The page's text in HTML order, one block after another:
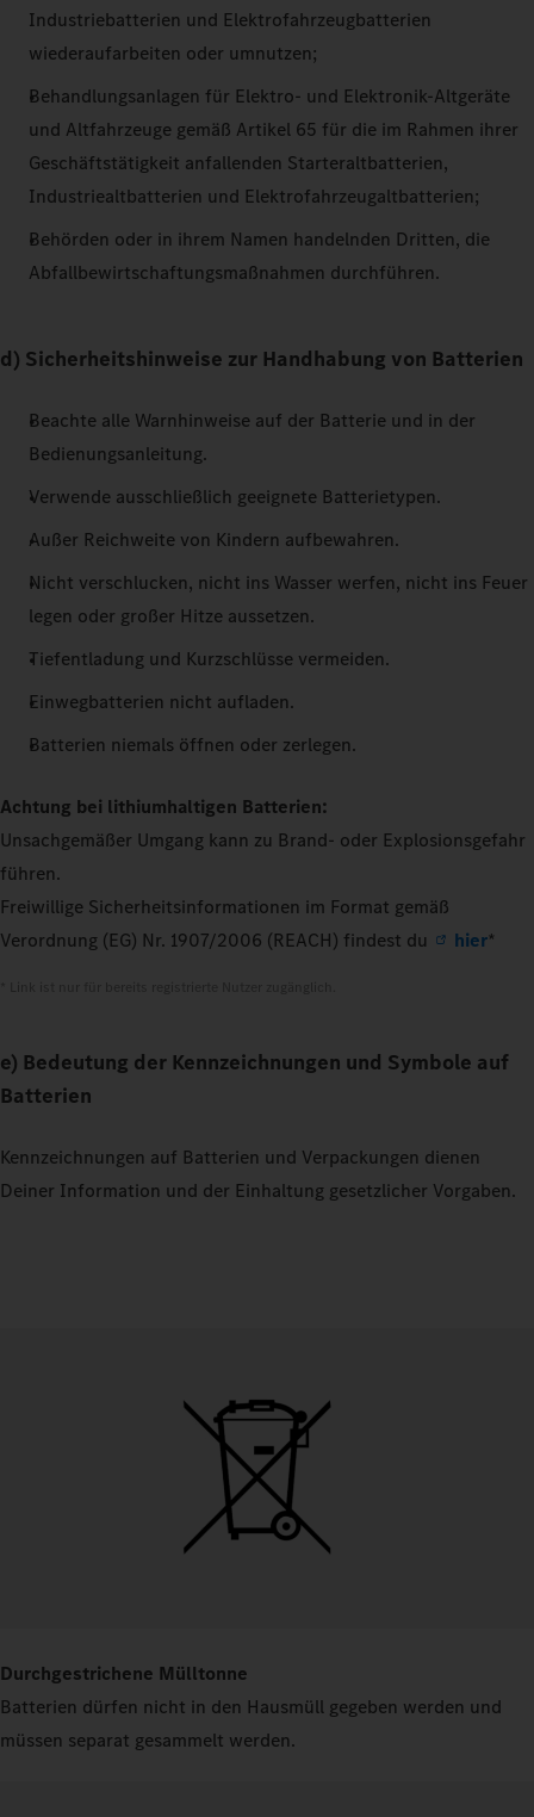
Industriebatterien und Elektrofahrzeugbatterien
wiederaufarbeiten oder umnutzen;
Behandlungsanlagen für Elektro- und Elektronik-Altgeräte
und Altfahrzeuge gemäß Artikel 65 für die im Rahmen ihrer
Geschäftstätigkeit anfallenden Starteraltbatterien,
Industriealtbatterien und Elektrofahrzeugaltbatterien;
Behörden oder in ihrem Namen handelnden Dritten, die
Abfallbewirtschaftungsmaßnahmen durchführen.
d) Sicherheitshinweise zur Handhabung von Batterien
Beachte alle Warnhinweise auf der Batterie und in der
Bedienungsanleitung.
Verwende ausschließlich geeignete Batterietypen.
Außer Reichweite von Kindern aufbewahren.
Nicht verschlucken, nicht ins Wasser werfen, nicht ins Feuer
legen oder großer Hitze aussetzen.
Tiefentladung und Kurzschlüsse vermeiden.
Einwegbatterien nicht aufladen.
Batterien niemals öffnen oder zerlegen.
Achtung bei lithiumhaltigen Batterien:
Unsachgemäßer Umgang kann zu Brand- oder Explosionsgefahr
führen.
Freiwillige Sicherheitsinformationen im Format gemäß
Verordnung (EG) Nr. 1907/2006 (REACH) findest du
hier*
e) Bedeutung der Kennzeichnungen und Symbole auf
Batterien
Kennzeichnungen auf Batterien und Verpackungen dienen
Deiner Information und der Einhaltung gesetzlicher Vorgaben.
Durchgestrichene Mülltonne
Batterien dürfen nicht in den Hausmüll gegeben werden und
müssen separat gesammelt werden.